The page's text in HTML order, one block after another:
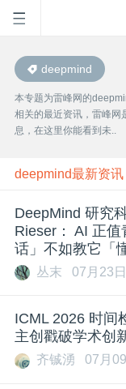
首
页
雷
峰
网
公
开
deepmind
本专题为雷峰网的
相关的最近资讯，雷峰网
息，在这里你能看到未..
deepmind最新资讯
DeepMind 研究
Rieser： AI 正
话」不如教它「
丛末 07月23
ICML 2026 时间
主创戳破学术创
齐铖湧 07月